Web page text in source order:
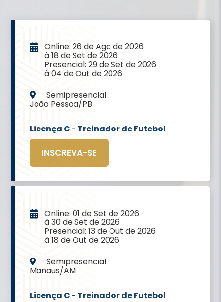
Online: 26 de Ago de 2026
à 18 de Set de 2026
Presencial: 29 de Set de 2026
à 04 de Out de 2026
Semipresencial
João Pessoa/PB
Licença C - Treinador de Futebol
INSCREVA-SE
Online: 01 de Set de 2026
à 30 de Set de 2026
Presencial: 13 de Out de 2026
à 18 de Out de 2026
Semipresencial
Manaus/AM
Licença C - Treinador de Futebol